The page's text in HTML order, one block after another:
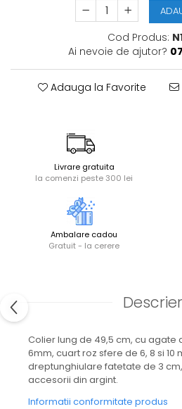
Cod Produs:
Ai nevoie de ajutor?
Adauga la Favorite
Livrare gratuita
la comenzi peste 300 lei
Ambalare cadou
Gratuit - la cerere
Colier lung de 49,5 cm, cu
6mm, cuart roz sfere de 6, 8 si
dreptunghiulare fatetate de 3
accesorii din argint.
Informatii conformitate produs